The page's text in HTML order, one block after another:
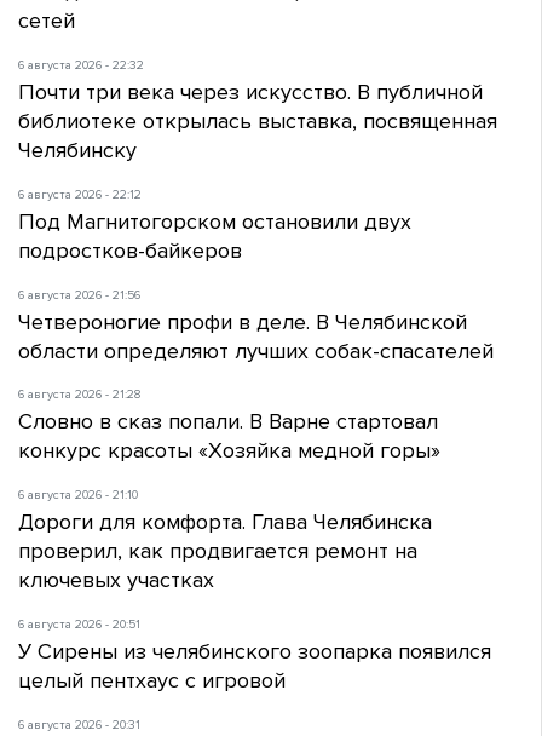
сетей
6 августа 2026 - 22:32
Почти три века через искусство. В публичной
библиотеке открылась выставка, посвященная
Челябинску
6 августа 2026 - 22:12
Под Магнитогорском остановили двух
подростков-байкеров
6 августа 2026 - 21:56
Четвероногие профи в деле. В Челябинской
области определяют лучших собак-спасателей
6 августа 2026 - 21:28
Словно в сказ попали. В Варне стартовал
конкурс красоты «Хозяйка медной горы»
6 августа 2026 - 21:10
Дороги для комфорта. Глава Челябинска
проверил, как продвигается ремонт на
ключевых участках
6 августа 2026 - 20:51
У Сирены из челябинского зоопарка появился
целый пентхаус с игровой
6 августа 2026 - 20:31